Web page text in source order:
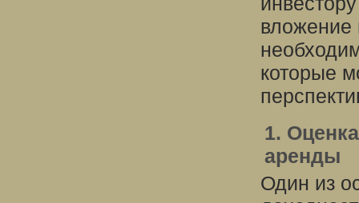
вложение
которые
1.
аренды
Один из